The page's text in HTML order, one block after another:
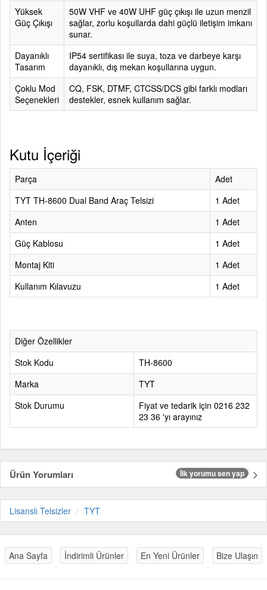
Yüksek
Güç Çıkışı
50W VHF ve 40W UHF güç çıkışı ile uzun menzil
sağlar, zorlu koşullarda dahi güçlü iletişim imkanı
sunar.
Dayanıklı
Tasarım
IP54 sertifikası ile suya, toza ve darbeye karşı
dayanıklı, dış mekan koşullarına uygun.
Çoklu Mod
Seçenekleri
CQ, FSK, DTMF, CTCSS/DCS gibi farklı modları
destekler, esnek kullanım sağlar.
Kutu İçeriği
Parça
Adet
TYT TH-8600 Dual Band Araç Telsizi
1 Adet
Anten
1 Adet
Güç Kablosu
1 Adet
Montaj Kiti
1 Adet
Kullanım Kılavuzu
1 Adet
Diğer Özellikler
Stok Kodu
TH-8600
Marka
TYT
Stok Durumu
Fiyat ve tedarik için 0216 232
23 36 'yı arayınız
Ürün Yorumları İlk yorumu sen yap
Lisanslı Telsizler TYT
Ana Sayfa İndirimli Ürünler En Yeni Ürünler Bize Ulaşın